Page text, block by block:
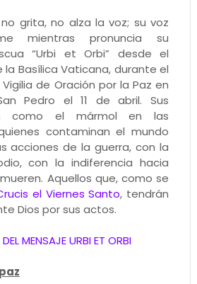
no grita, no alza la voz; su voz
mientras pronuncia su
“Urbi et Orbi” desde el
Basílica Vaticana, durante el
de Oración por la Paz en
Pedro el 11 de abril. Sus
como el mármol en las
contaminan el mundo
acciones de la guerra, con la
con la indiferencia hacia
Aquellos que, como se
el Viernes Santo, tendrán
Dios por sus actos.
MENSAJE URBI ET ORBI